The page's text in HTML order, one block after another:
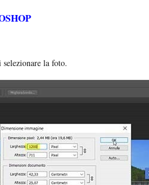
selezionare la foto.